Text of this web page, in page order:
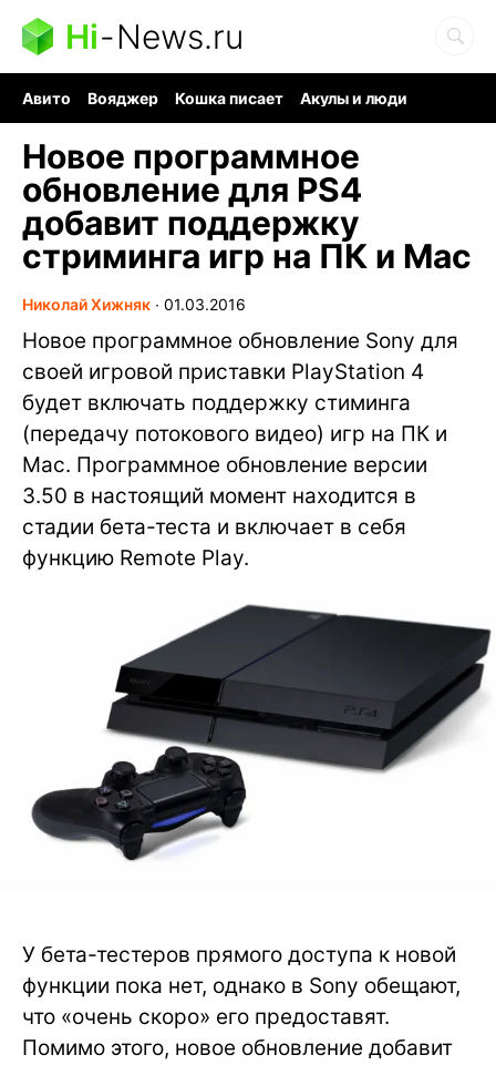
Hi-News.ru
Авито Вояджер Кошка писает
Акулы и люди
Новое программное
обновление для PS4
добавит поддержку
стриминга игр на ПК и Mac
Николай Хижняк ∙ 01.03.2016
Новое программное обновление Sony для
своей игровой приставки PlayStation 4
будет включать поддержку стиминга
(передачу потокового видео) игр на ПК и
Mac. Программное обновление версии
3.50 в настоящий момент находится в
стадии бета-теста и включает в себя
функцию Remote Play.
У бета-тестеров прямого доступа к новой
функции пока нет, однако в Sony обещают,
что «очень скоро» его предоставят.
Помимо этого, новое обновление добавит